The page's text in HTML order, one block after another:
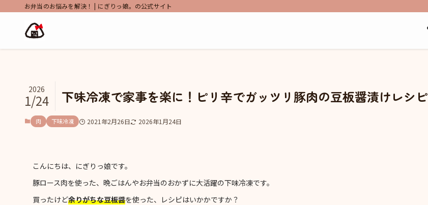
お弁当のお悩みを解決！ | にぎりっ娘。の公式サイト
下味冷凍で家事を楽に！ピリ辛でガッツリ豚肉の豆板醤漬けレシピ
2026
1/24
肉 下味冷凍 2021年2月26日 2026年1月24日
こんにちは、にぎりっ娘です。
豚ロース肉を使った、晩ごはんやお弁当のおかずに大活躍の下味冷凍です。
買ったけど余りがちな豆板醤を使った、レシピはいかかですか？